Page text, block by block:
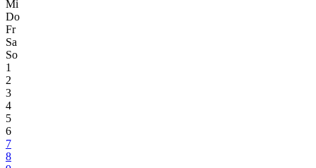
Mi
Do
Fr
Sa
So
1
2
3
4
5
6
7
8